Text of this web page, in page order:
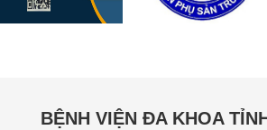
BỆNH VIỆN ĐA KHOA